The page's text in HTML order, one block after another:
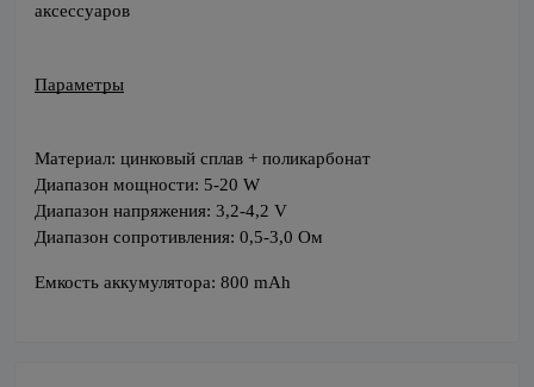
аксессуаров
Параметры
Материал: цинковый сплав + поликарбонат
Диапазон мощности: 5-20 W
Диапазон напряжения: 3,2-4,2 V
Диапазон сопротивления: 0,5-3,0 Ом
Емкость аккумулятора: 800 mAh